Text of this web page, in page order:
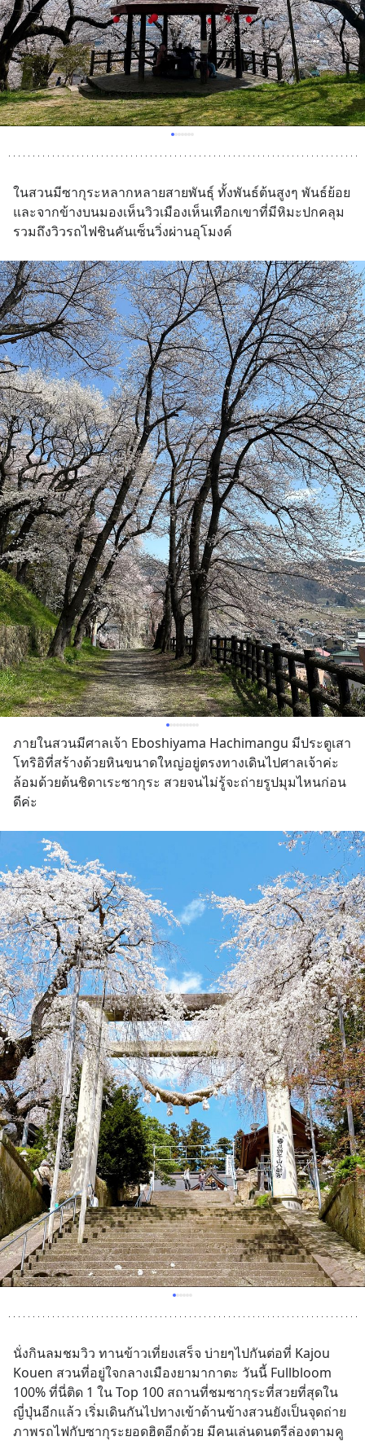
ในสวนมีซากุระหลากหลายสายพันธุ์ ทั้งพันธ์ต้นสูงๆ พันธ์ย้อย
และจากข้างบนมองเห็นวิวเมืองเห็นเทือกเขาที่มีหิมะปกคลุม
รวมถึงวิวรถไฟชินคันเซ็นวิ่งผ่านอุโมงค์
ภายในสวนมีศาลเจ้า Eboshiyama Hachimangu มีประตูเสา
โทริอิที่สร้างด้วยหินขนาดใหญ่อยู่ตรงทางเดินไปศาลเจ้าค่ะ
ล้อมด้วยต้นชิดาเระซากุระ สวยจนไม่รู้จะถ่ายรูปมุมไหนก่อน
ดีค่ะ
นั่งกินลมชมวิว ทานข้าวเที่ยงเสร็จ บ่ายๆไปกันต่อที่ Kajou
Kouen สวนที่อยู่ใจกลางเมืองยามากาตะ วันนี้ Fullbloom
100% ที่นี่ติด 1 ใน Top 100 สถานที่ชมซากุระที่สวยที่สุดใน
ญี่ปุ่นอีกแล้ว เริ่มเดินกันไปทางเข้าด้านข้างสวนยังเป็นจุดถ่าย
ภาพรถไฟกับซากุระยอดฮิตอีกด้วย มีคนเล่นดนตรีล่องตามคู